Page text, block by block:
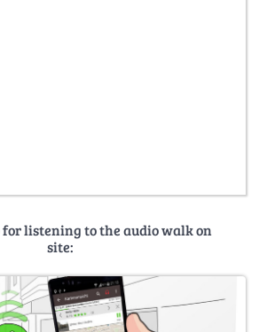
for listening to the audio walk on
site: